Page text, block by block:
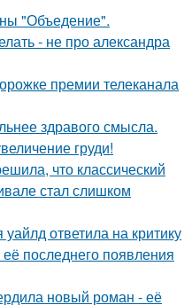
"Объедение".
- не про александра
премии телеканала
здравого смысла.
груди!
что классический
стал слишком
ответила на критику
последнего появления
новый роман - её